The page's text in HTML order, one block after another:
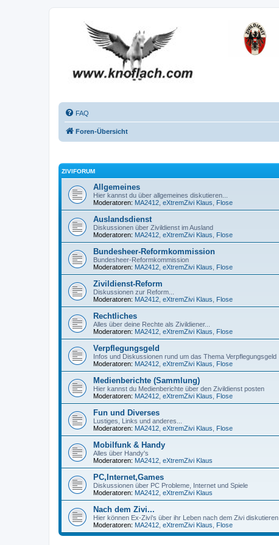
FAQ
Foren-Übersicht
ZIVIFORUM
Allgemeines
Hier kannst du über allgemeines diskutieren...
Moderatoren: MA2412 eXtremZivi Klaus Flose
Auslandsdienst
Diskussionen über Zivildienst im Ausland
Moderatoren: MA2412 eXtremZivi Klaus Flose
Bundesheer-Reformkommission
Bundesheer-Reformkommission
Moderatoren: MA2412 eXtremZivi Klaus Flose
Zivildienst-Reform
Diskussionen zur Reform...
Moderatoren: MA2412 eXtremZivi Klaus Flose
Rechtliches
Alles über deine Rechte als Zivildiener...
Moderatoren: MA2412 eXtremZivi Klaus Flose
Verpflegungsgeld
Infos und Diskussionen rund um das Thema Verpflegungsgeld
Moderatoren: MA2412 eXtremZivi Klaus Flose
Medienberichte (Sammlung)
Hier kannst du Medienberichte über den Zivildienst posten
Moderatoren: MA2412 eXtremZivi Klaus Flose
Fun und Diverses
Lustiges, Links und anderes...
Moderatoren: MA2412 eXtremZivi Klaus Flose
Mobilfunk & Handy
Alles über Handy's
Moderatoren: MA2412 eXtremZivi Klaus
PC,Internet,Games
Diskussionen über PC Probleme, Internet und Spiele
Moderatoren: MA2412 eXtremZivi Klaus
Nach dem Zivi...
Hier können Ex-Zivi's über ihr Leben nach dem Zivi diskutieren
Moderatoren: MA2412 eXtremZivi Klaus Flose